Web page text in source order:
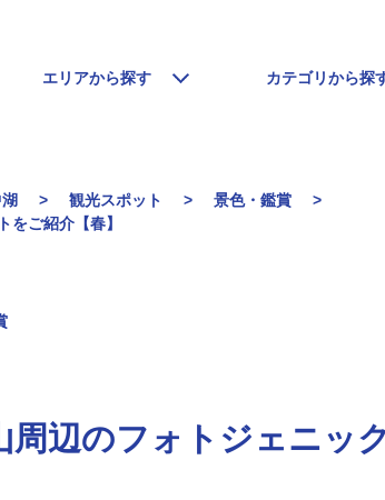
エリアから探す カテゴリから探
観光スポット
景色・鑑賞
をご紹介【春】
周辺のフォトジェニッ